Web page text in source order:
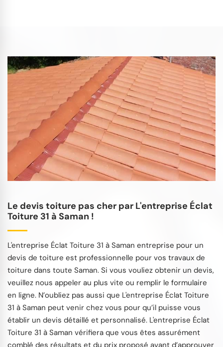
Le devis toiture pas cher par L'entreprise Éclat
Toiture 31 à Saman !
L'entreprise Éclat Toiture 31 à Saman entreprise pour un
devis de toiture est professionnelle pour vos travaux de
toiture dans toute Saman. Si vous vouliez obtenir un devis,
veuillez nous appeler au plus vite ou remplir le formulaire
en ligne. N’oubliez pas aussi que L'entreprise Éclat Toiture
31 à Saman peut venir chez vous pour qu’il puisse vous
établir un devis détaillé et personnalisé. L'entreprise Éclat
Toiture 31 à Saman vérifiera que vous êtes assurément